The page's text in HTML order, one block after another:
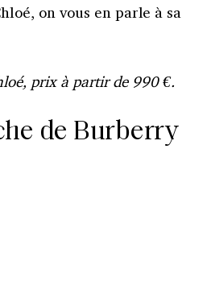
on vous en parle à sa
prix à partir de 990 €.
de Burberry